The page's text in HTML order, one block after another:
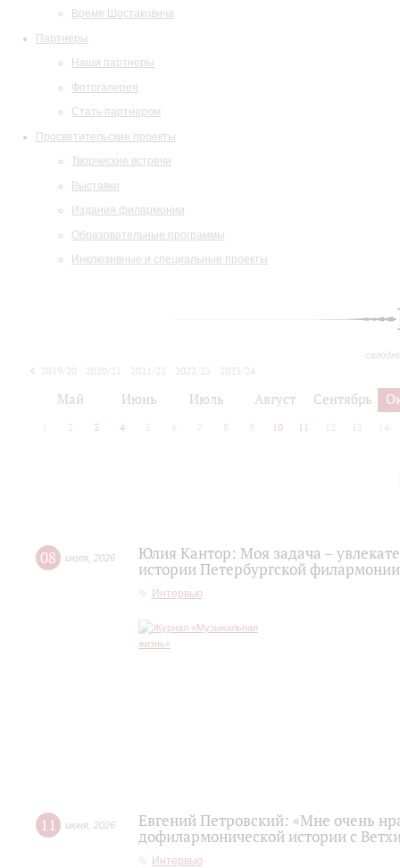
Время Шостаковича
Партнеры
Наши партнеры
Фотогалерея
Стать партнером
Просветительские проекты
Творческие встречи
Выставки
Издания филармонии
Образовательные программы
Инклюзивные и специальные проекты
2019/20 2020/21 2021/22 2022/23
2023/24
Май Июнь Июль Август Сентябрь
2 3 4 5 6 7 8 9 10 11 12 13 14
08 июля 2026
Юлия Кантор: Моя задача –
истории Петербургской
Интервью
11 июня 2026
Евгений Петровский: «Мне очень
дофилармонической истории с
Интервью